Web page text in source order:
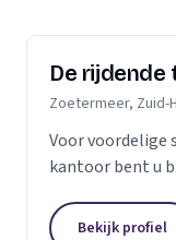
De
Zoetermeer, Zuid-
Voor voordelige
kantoor bent u
thuis met ons
Bekijk profiel